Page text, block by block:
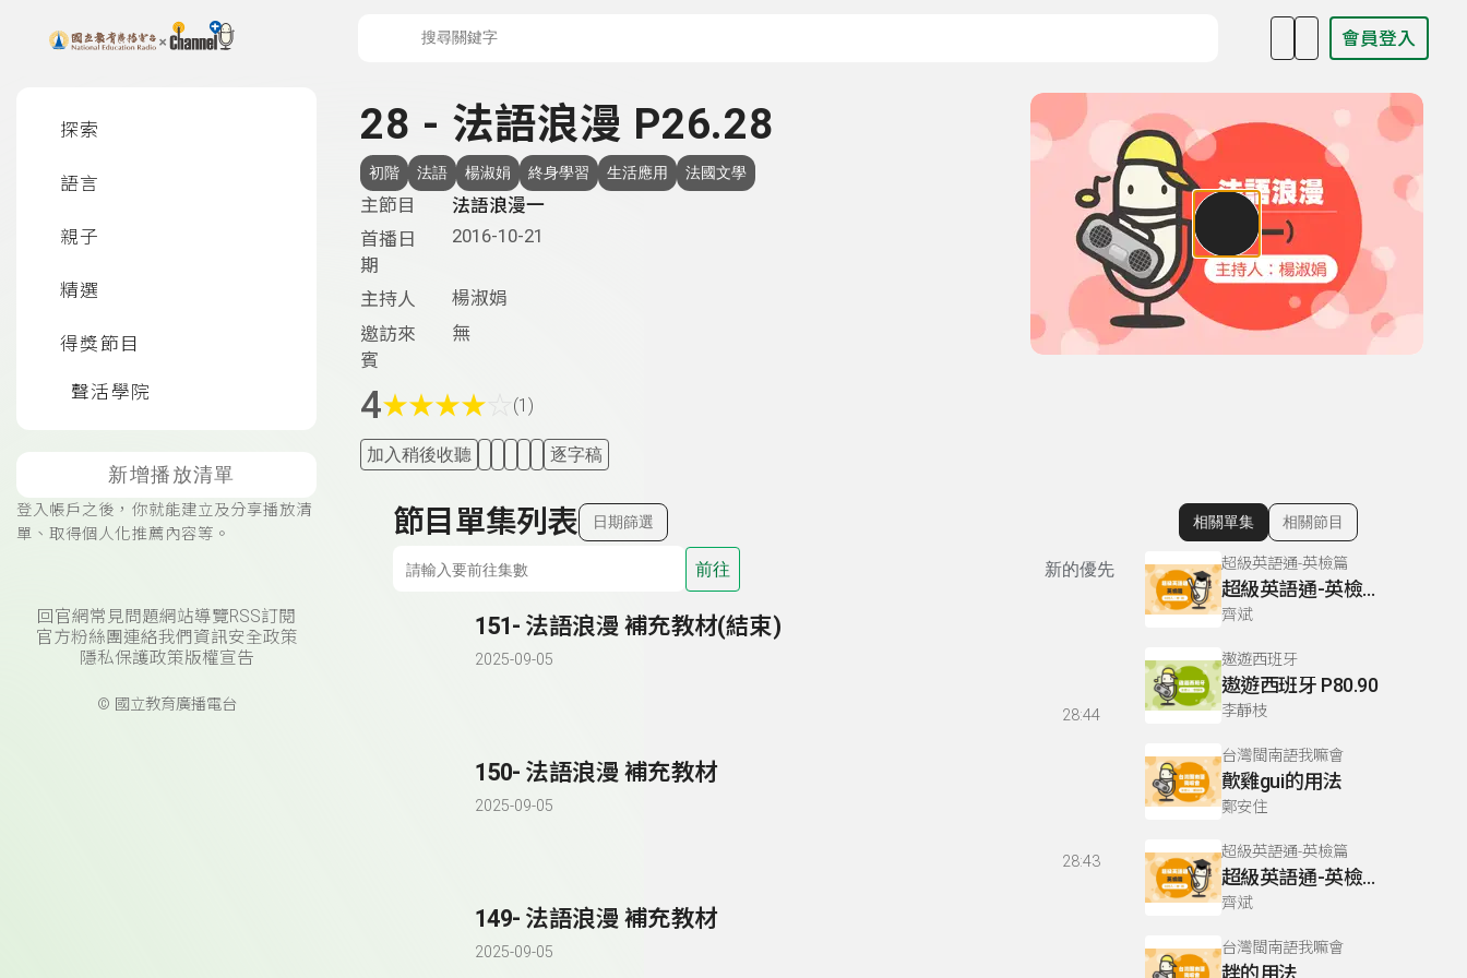
上方功能區塊 會員登入
探索
語言
親子
精選
得獎節目
聲活學院
新增播放清單
登入帳戶之後，你就能建立及分享播放清
單、取得個人化推薦內容等。
回官網常見問題網站導覽RSS訂閱
官方粉絲團連絡我們 資訊安全政策
隱私保護政策版權宣告
© 國立教育廣播電台
28 - 法語浪漫 P26.28
初階 法語 楊淑娟 終身學習 生活應用 法國文學
主節目
法語浪漫一
首播日
期
2016-10-21
主持人
楊淑娟
邀訪來
賓
無
4★★★★ (1)
加入稍後收聽 逐字稿
節目單集列表 日期篩選
前往 新的優先
151- 法語浪漫 補充教材(結束)
2025-09-05
28:44
150- 法語浪漫 補充教材
2025-09-05
28:43
149- 法語浪漫 補充教材
2025-09-05
顯示相關單集
相關單集 相關節目
超級英語通-英檢篇
超級英語通-英檢篇 083 Cloze Test/段落填空-13
齊斌
遨遊西班牙
遨遊西班牙 P80.90
李靜枝
台灣閩南語我嘛會
歕雞gui的用法
鄭安住
超級英語通-英檢篇
超級英語通-英檢篇 035 Weekend Trip- 週末旅遊
齊斌
台灣閩南語我嘛會
趖的用法